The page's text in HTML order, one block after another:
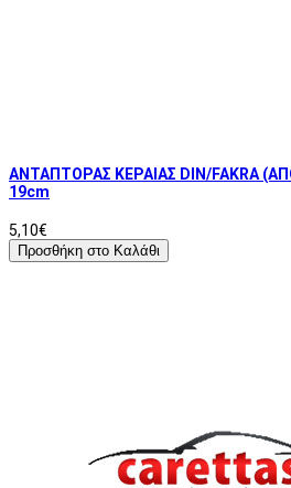
ΑΝΤΑΠΤΟΡΑΣ ΚΕΡΑΙΑΣ DIN/FAKRA
19cm
5,10€
Προσθήκη στο Καλάθι